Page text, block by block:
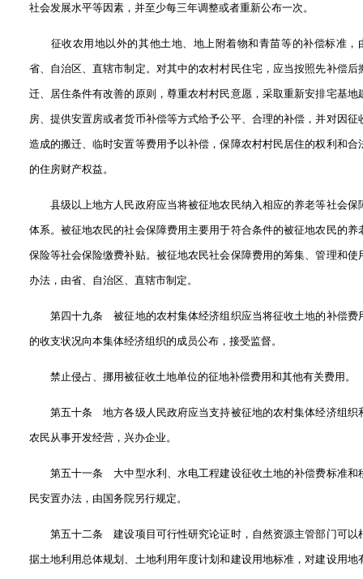
社会发展水平等因素，并至少每三年调整或者重新公布一次。
征收农用地以外的其他土地、地上附着物和青苗等的补偿标准，
省、自治区、直辖市制定。对其中的农村村民住宅，应当按照先补偿后
迁、居住条件有改善的原则，尊重农村村民意愿，采取重新安排宅基地
房、提供安置房或者货币补偿等方式给予公平、合理的补偿，并对因征
造成的搬迁、临时安置等费用予以补偿，保障农村村民居住的权利和合
的住房财产权益。
县级以上地方人民政府应当将被征地农民纳入相应的养老等社会保
体系。被征地农民的社会保障费用主要用于符合条件的被征地农民的养
保险等社会保险缴费补贴。被征地农民社会保障费用的筹集、管理和使
办法，由省、自治区、直辖市制定。
第四十九条 被征地的农村集体经济组织应当将征收土地的补偿费
的收支状况向本集体经济组织的成员公布，接受监督。
禁止侵占、挪用被征收土地单位的征地补偿费用和其他有关费用。
第五十条 地方各级人民政府应当支持被征地的农村集体经济组织
农民从事开发经营，兴办企业。
第五十一条 大中型水利、水电工程建设征收土地的补偿费标准和
民安置办法，由国务院另行规定。
第五十二条 建设项目可行性研究论证时，自然资源主管部门可以
据土地利用总体规划、土地利用年度计划和建设用地标准，对建设用地